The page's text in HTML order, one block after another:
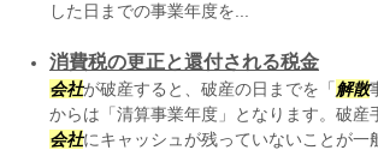
した日までの事業年度を...
消費税の更正と還付される税金
会社が破産すると、破産の日までを「 解散
からは「清算事業年度」となります。破産
会社にキャッシュが残っていないことが一